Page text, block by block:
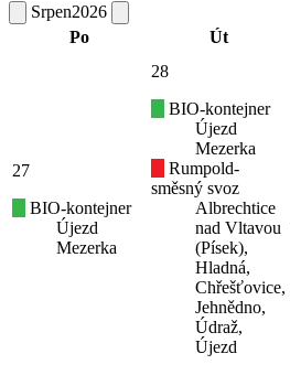
Srpen2026
Po
Út
27
BIO-kontejner
Újezd
Mezerka
28
BIO-kontejner
Újezd
Mezerka
Rumpold-
směsný svoz
Albrechtice
nad Vltavou
(Písek),
Hladná,
Chřešťovice,
Jehnědno,
Údraž,
Újezd